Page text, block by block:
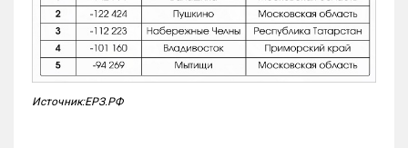
Источник:ЕРЗ.РФ